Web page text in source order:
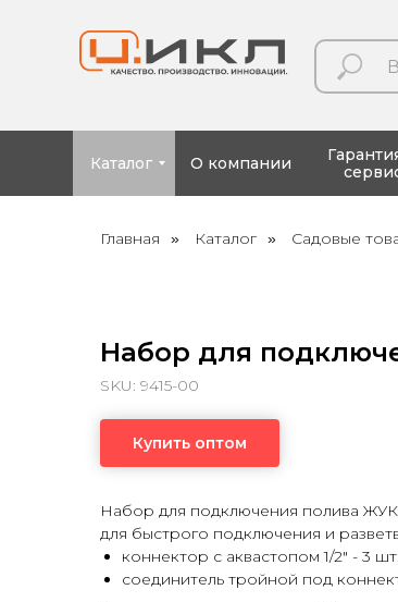
Каталог О компании
Главная » Каталог » Садовые
Набор для
SKU: 9415-00
Купить оптом
Набор для подключения полива
для быстрого подключения и
коннектор с аквастопом 1/2" - 3 шт.
соединитель тройной под